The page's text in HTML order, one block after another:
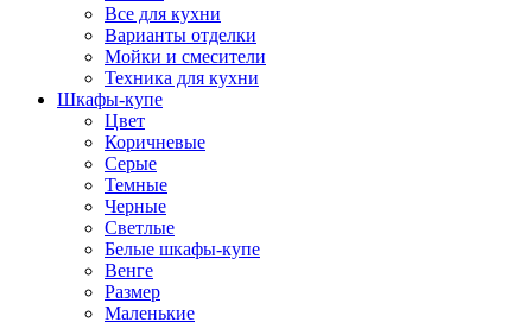
Все для кухни
Варианты отделки
Мойки и смесители
Техника для кухни
Шкафы-купе
Цвет
Коричневые
Серые
Темные
Черные
Светлые
Белые шкафы-купе
Венге
Размер
Маленькие